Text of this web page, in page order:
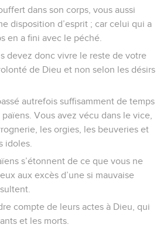
dans son corps, vous aussi
disposition d’esprit ; car celui qui a
en a fini avec le péché.
devez donc vivre le reste de votre
de Dieu et non selon les désirs
autrefois suffisamment de temps
Vous avez vécu dans le vice,
les orgies, les beuveries et
idoles.
s’étonnent de ce que vous ne
aux excès d’une si mauvaise
compte de leurs actes à Dieu, qui
et les morts.